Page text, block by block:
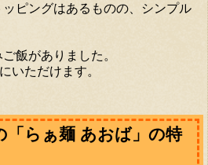
ピングはあるものの、シンプル
飯がありました。
いただけます。
「らぁ麺 あおば」の特